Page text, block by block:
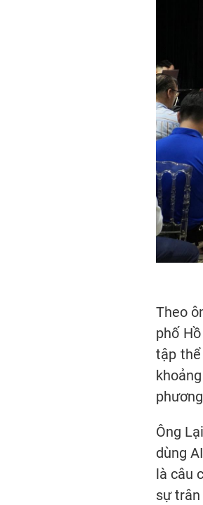
Theo
phố
tập
Ông
dùng
là câu
sự trân